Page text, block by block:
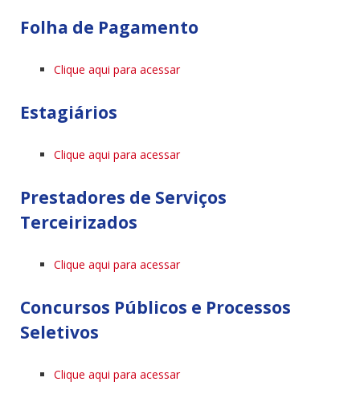
Folha de Pagamento
Clique aqui para acessar
Estagiários
Clique aqui para acessar
Prestadores de Serviços
Terceirizados
Clique aqui para acessar
Concursos Públicos e Processos
Seletivos
Clique aqui para acessar